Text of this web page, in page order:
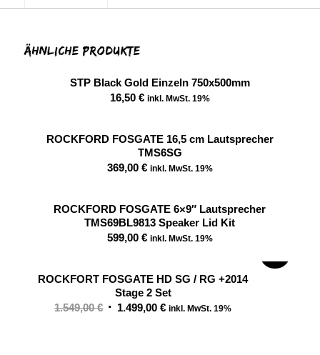
Ähnliche Produkte
STP Black Gold Einzeln 750x500mm
16,50 € inkl. MwSt. 19%
ROCKFORD FOSGATE 16,5 cm Lautsprecher
TMS6SG
369,00 € inkl. MwSt. 19%
ROCKFORD FOSGATE 6×9″ Lautsprecher
TMS69BL9813 Speaker Lid Kit
599,00 € inkl. MwSt. 19%
ROCKFORT FOSGATE HD SG / RG +2014
Stage 2 Set
1.549,00€ Ursprünglicher
1.499,00€Aktueller
inkl. MwSt. 19%